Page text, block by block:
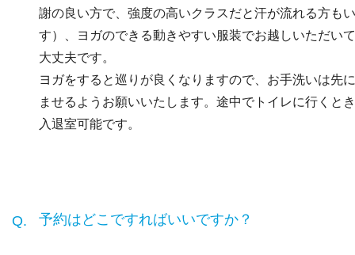
謝の良い方で、強度の高いクラスだと汗が流れる方も
す）、ヨガのできる動きやすい服装でお越しいただい
大丈夫です。
ヨガをすると巡りが良くなりますので、お手洗いは先
ませるようお願いいたします。途中でトイレに行くと
入退室可能です。
予約はどこですればいいですか？